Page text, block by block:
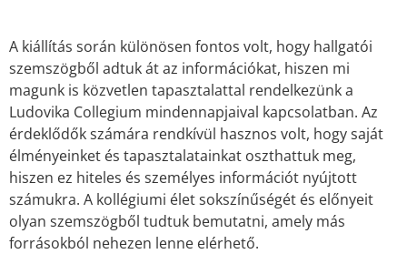
A kiállítás során különösen fontos volt, hogy hallgatói
szemszögből adtuk át az információkat, hiszen mi
magunk is közvetlen tapasztalattal rendelkezünk a
Ludovika Collegium mindennapjaival kapcsolatban. Az
érdeklődők számára rendkívül hasznos volt, hogy saját
élményeinket és tapasztalatainkat oszthattuk meg,
hiszen ez hiteles és személyes információt nyújtott
számukra. A kollégiumi élet sokszínűségét és előnyeit
olyan szemszögből tudtuk bemutatni, amely más
forrásokból nehezen lenne elérhető.